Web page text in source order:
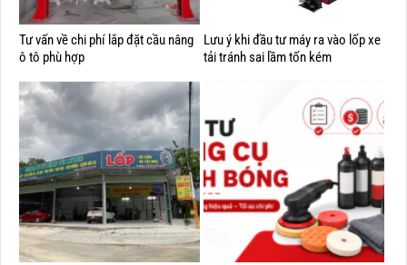
Tư vấn về chi phí lắp đặt cầu nâng
ô tô phù hợp
Lưu ý khi đầu tư máy ra vào lốp xe
tải tránh sai lầm tốn kém